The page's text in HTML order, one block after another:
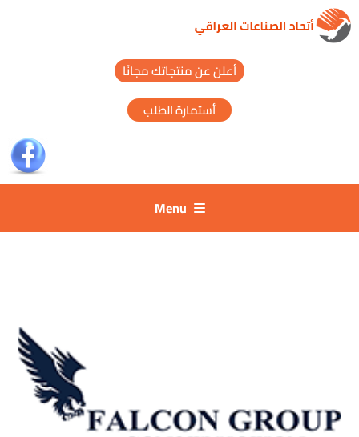
أعلن عن منتجاتك مجانًا
أستمارة الطلب
Menu